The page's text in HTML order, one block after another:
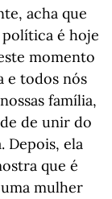
acha que
política é hoje
momento
e todos nós
família,
de unir do
Depois, ela
que é
mulher